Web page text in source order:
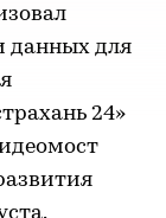
данных для
24»